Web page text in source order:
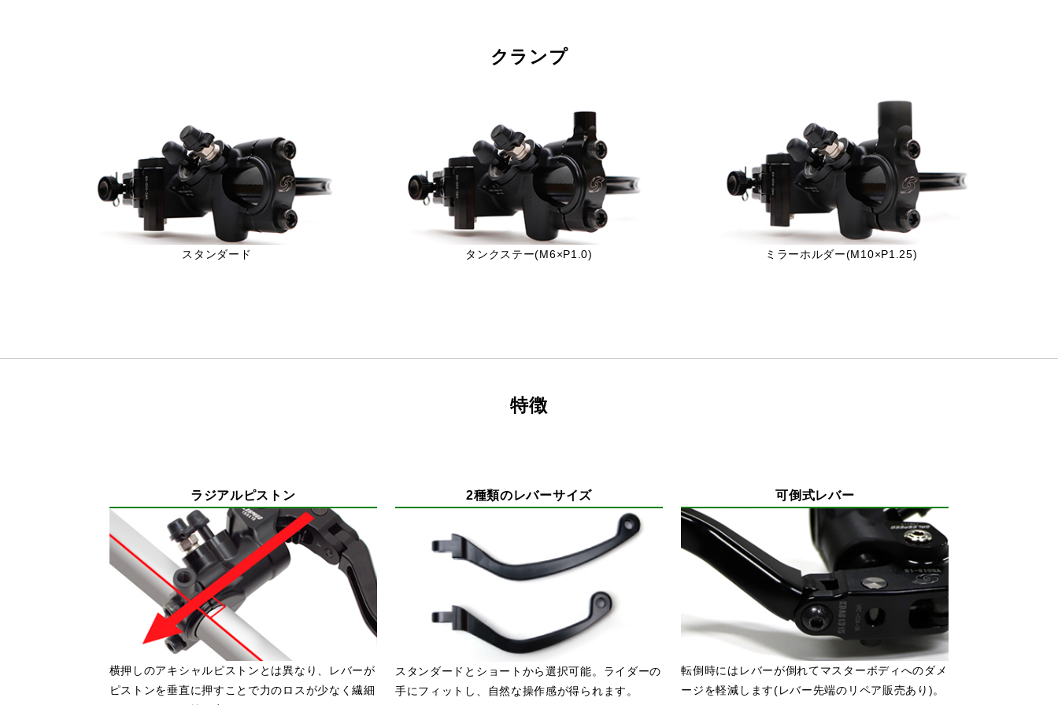
クランプ
スタンダード タンクステー(M6×P1.0) ミラーホルダー(M10×P1.25)
特徴
ラジアルピストン
横押しのアキシャルピストンとは異なり、レバーが
ピストンを垂直に押すことで力のロスが少なく繊細
2種類のレバーサイズ
スタンダードとショートから選択可能。ライダーの
手にフィットし、自然な操作感が得られます。
可倒式レバー
転倒時にはレバーが倒れてマスターボディへのダメ
ージを軽減します(レバー先端のリペア販売あり)。